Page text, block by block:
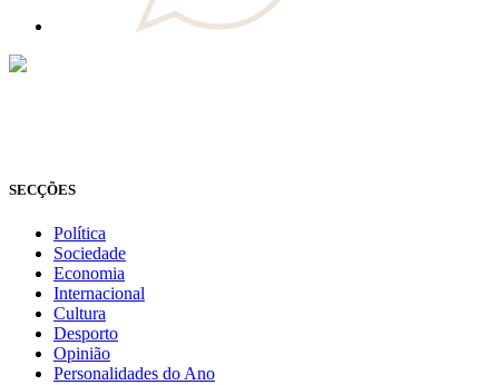
SECÇÕES
Política
Sociedade
Economia
Internacional
Cultura
Desporto
Opinião
Personalidades do Ano